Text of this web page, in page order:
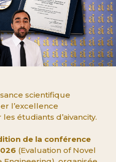
scientifique
l’excellence
étudiants d’aivancity.
de la conférence
(Evaluation of Novel